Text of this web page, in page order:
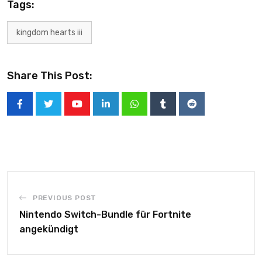
Tags:
kingdom hearts iii
Share This Post:
PREVIOUS POST
Nintendo Switch-Bundle für Fortnite
angekündigt